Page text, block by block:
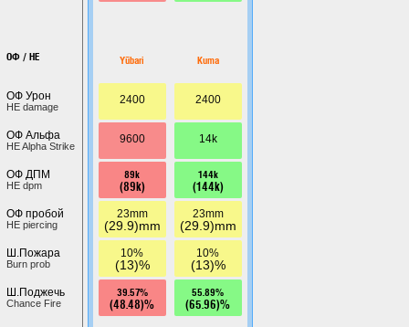
ОФ / HE
ОФ Урон
HE damage
ОФ Альфа
HE Alpha Strike
ОФ ДПМ
HE dpm
ОФ пробой
HE piercing
Ш.Пожара
Burn prob
Ш.Поджечь
Chance Fire
Yūbari
2400
9600
89k
(89k)
23mm
(29.9)mm
10%
(13)%
39.57%
(48.48)%
Kuma
2400
14k
144k
(144k)
23mm
(29.9)mm
10%
(13)%
55.89%
(65.96)%